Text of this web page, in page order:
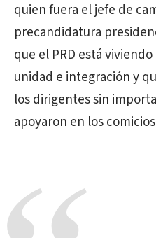
quien fuera el jefe de
precandidatura
que el PRD está
unidad e integración y
los dirigentes sin
apoyaron en los